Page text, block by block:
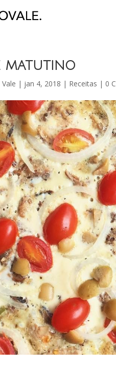
MATUTINO
| jan 4, 2018 | Receitas | 0